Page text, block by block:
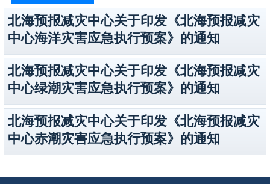
北海预报减灾中心关于印发《北海预报减灾
中心海洋灾害应急执行预案》的通知
北海预报减灾中心关于印发《北海预报减灾
中心绿潮灾害应急执行预案》的通知
北海预报减灾中心关于印发《北海预报减灾
中心赤潮灾害应急执行预案》的通知